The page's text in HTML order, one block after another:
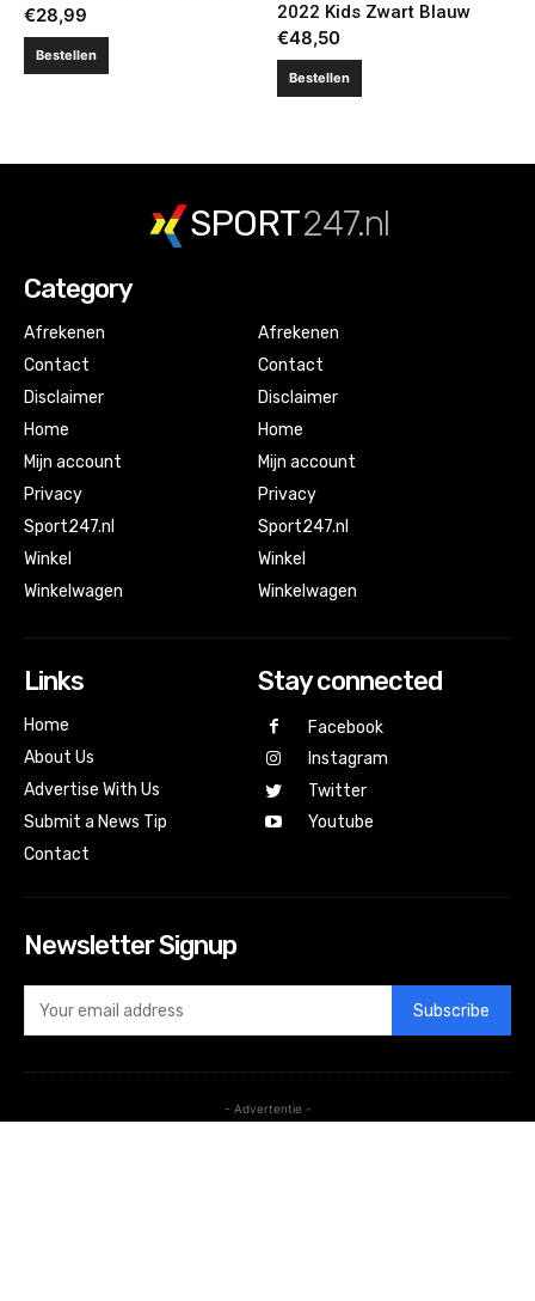
€28,99
Bestellen
2022 Kids Zwart Blauw
€48,50
Bestellen
SPORT247.nl
Category
Afrekenen
Contact
Disclaimer
Home
Mijn account
Privacy
Sport247.nl
Winkel
Winkelwagen
Afrekenen
Contact
Disclaimer
Home
Mijn account
Privacy
Sport247.nl
Winkel
Winkelwagen
Links
Home
About Us
Advertise With Us
Submit a News Tip
Contact
Stay connected
Facebook
Instagram
Twitter
Youtube
Newsletter Signup
Subscribe
- Advertentie -